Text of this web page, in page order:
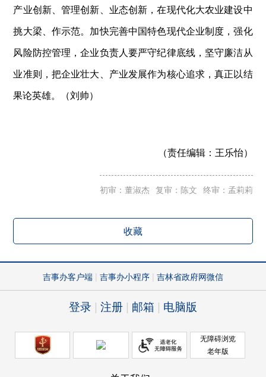
产业创新、管理创新、业态创新，在现代化大农业建设中
挑大梁、作示范。加快完善中国特色现代企业制度，强化
风险防控管理，企业负责人要严守纪律底线，坚守廉洁从
业准则，把企业壮大、产业发展作为核心追求，真正以结
果论英雄。（刘帅）
（责任编辑： 王乐怡）
初审：董淑杰 复审：陈文 终审：孟莉莉
收藏